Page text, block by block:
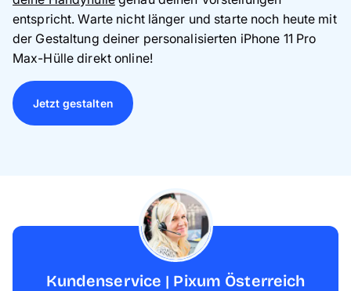
entspricht. Warte nicht länger und starte noch heute mit
der Gestaltung deiner personalisierten iPhone 11 Pro
Max-Hülle direkt online!
Jetzt gestalten
Kundenservice | Pixum Österreich